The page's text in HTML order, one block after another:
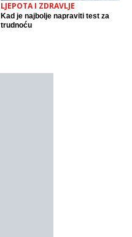
LJEPOTA I ZDRAVLJE
Kad je najbolje napraviti test za
trudnoću